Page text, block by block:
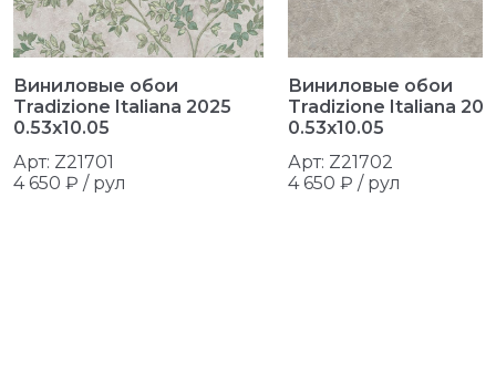
Виниловые обои
Tradizione Italiana 2025
0.53x10.05
Арт: Z21701
4 650 ₽ / рул
Виниловые обои
Tradizione Italiana
0.53x10.05
Арт: Z21702
4 650 ₽ / рул